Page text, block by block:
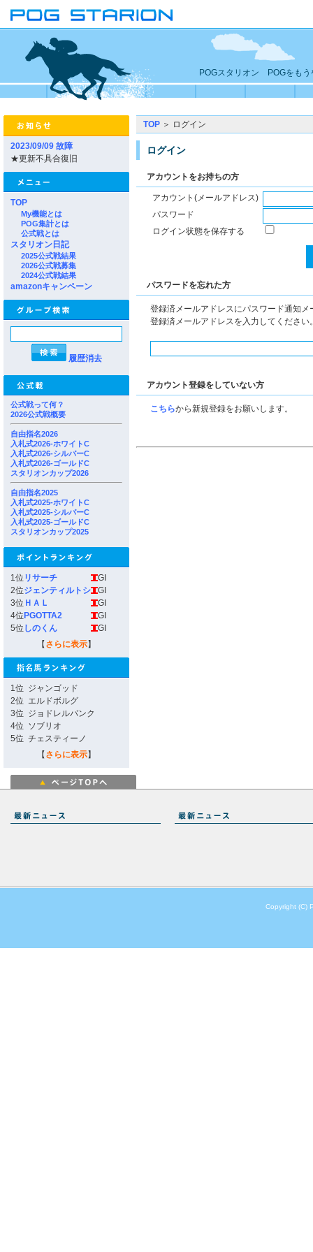
POGスタリオン POGをもう
2023/09/09 故障
★更新不具合復旧
TOP
My機能とは
POG集計とは
公式戦とは
スタリオン日記
2025公式戦結果
2026公式戦募集
2024公式戦結果
amazonキャンペーン
履歴消去
公式戦って何？
2026公式戦概要
自由指名2026
入札式2026-ホワイトC
入札式2026-シルバーC
入札式2026-ゴールドC
スタリオンカップ2026
自由指名2025
入札式2025-ホワイトC
入札式2025-シルバーC
入札式2025-ゴールドC
スタリオンカップ2025
1位 リサーチ
GI
2位ジェンティルトシ
GI
3位 ＨＡＬ
GI
4位 PGOTTA2
GI
5位 しのくん
GI
【 さらに表示】
1位 ジャンゴッド
2位 エルドボルグ
3位 ジョドレルバンク
4位 ソブリオ
5位 チェスティーノ
【 さらに表示】
TOP ＞ ログイン
ログイン
アカウントをお持ちの方
アカウント(メールアドレス)
パスワード
ログイン状態を保存する
パスワードを忘れた方
登録済メールアドレスにパスワード通知メ
登録済メールアドレスを入力してください
アカウント登録をしていない方
こちらから新規登録をお願いします。
Copyright (C)